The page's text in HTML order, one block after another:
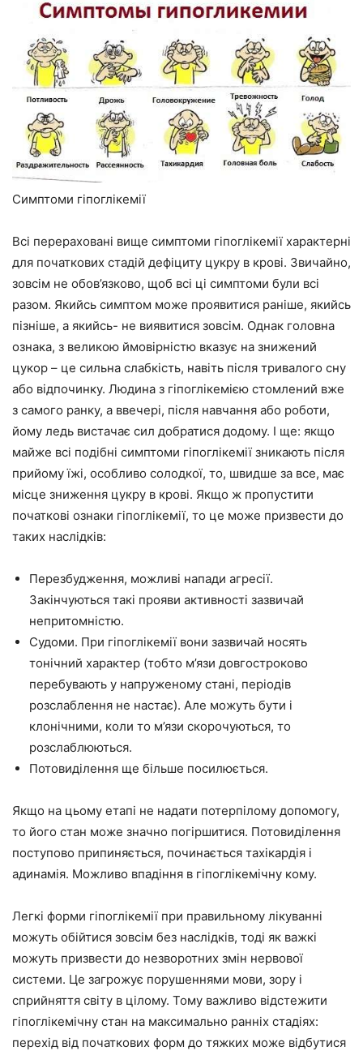
Симптоми гіпоглікемії
Всі перераховані вище симптоми гіпоглікемії характерні
для початкових стадій дефіциту цукру в крові. Звичайно,
зовсім не обов’язково, щоб всі ці симптоми були всі
разом. Якийсь симптом може проявитися раніше, якийсь
пізніше, а якийсь- не виявитися зовсім. Однак головна
ознака, з великою ймовірністю вказує на знижений
цукор – це сильна слабкість, навіть після тривалого сну
або відпочинку. Людина з гіпоглікемією стомлений вже
з самого ранку, а ввечері, після навчання або роботи,
йому ледь вистачає сил добратися додому. І ще: якщо
майже всі подібні симптоми гіпоглікемії зникають після
прийому їжі, особливо солодкої, то, швидше за все, має
місце зниження цукру в крові. Якщо ж пропустити
початкові ознаки гіпоглікемії, то це може призвести до
таких наслідків:
Перезбудження, можливі напади агресії.
Закінчуються такі прояви активності зазвичай
непритомністю.
Судоми. При гіпоглікемії вони зазвичай носять
тонічний характер (тобто м’язи довгостроково
перебувають у напруженому стані, періодів
розслаблення не настає). Але можуть бути і
клонічними, коли то м’язи скорочуються, то
розслаблюються.
Потовиділення ще більше посилюється.
Якщо на цьому етапі не надати потерпілому допомогу,
то його стан може значно погіршитися. Потовиділення
поступово припиняється, починається тахікардія і
адинамія. Можливо впадіння в гіпоглікемічну кому.
Легкі форми гіпоглікемії при правильному лікуванні
можуть обійтися зовсім без наслідків, тоді як важкі
можуть призвести до незворотних змін нервової
системи. Це загрожує порушеннями мови, зору і
сприйняття світу в цілому. Тому важливо відстежити
гіпоглікемічну стан на максимально ранніх стадіях:
перехід від початкових форм до тяжких може відбутися